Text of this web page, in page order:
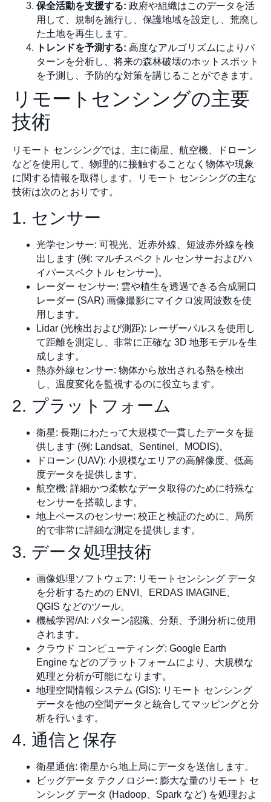
保全活動を支援する: 政府や組織はこのデータを活
用して、規制を施行し、保護地域を設定し、荒廃し
た土地を再生します。
トレンドを予測する: 高度なアルゴリズムによりパ
ターンを分析し、将来の森林破壊のホットスポット
を予測し、予防的な対策を講じることができます。
リモートセンシングの主要
技術
リモート センシングでは、主に衛星、航空機、ドローン
などを使用して、物理的に接触することなく物体や現象
に関する情報を取得します。リモート センシングの主な
技術は次のとおりです。
1. センサー
光学センサー: 可視光、近赤外線、短波赤外線を検
出します (例: マルチスペクトル センサーおよびハ
イパースペクトル センサー)。
レーダー センサー: 雲や植生を透過できる合成開口
レーダー (SAR) 画像撮影にマイクロ波周波数を使
用します。
Lidar (光検出および測距): レーザーパルスを使用し
て距離を測定し、非常に正確な 3D 地形モデルを生
成します。
熱赤外線センサー: 物体から放出される熱を検出
し、温度変化を監視するのに役立ちます。
2. プラットフォーム
衛星: 長期にわたって大規模で一貫したデータを提
供します (例: Landsat、Sentinel、MODIS)。
ドローン (UAV): 小規模なエリアの高解像度、低高
度データを提供します。
航空機: 詳細かつ柔軟なデータ取得のために特殊な
センサーを搭載します。
地上ベースのセンサー: 校正と検証のために、局所
的で非常に詳細な測定を提供します。
3. データ処理技術
画像処理ソフトウェア: リモートセンシング データ
を分析するための ENVI、ERDAS IMAGINE、
QGIS などのツール。
機械学習/AI: パターン認識、分類、予測分析に使用
されます。
クラウド コンピューティング: Google Earth
Engine などのプラットフォームにより、大規模な
処理と分析が可能になります。
地理空間情報システム (GIS): リモート センシング
データを他の空間データと統合してマッピングと分
析を行います。
4. 通信と保存
衛星通信: 衛星から地上局にデータを送信します。
ビッグデータ テクノロジー: 膨大な量のリモート セ
ンシング データ (Hadoop、Spark など) を処理およ